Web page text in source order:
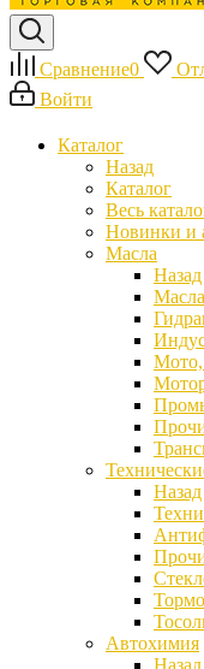
Сравнение0
Войти
Каталог
Назад
Каталог
Весь
Новинки и
Масла
Назад
Масла
Мото,
Назад
Автохимия
Назад